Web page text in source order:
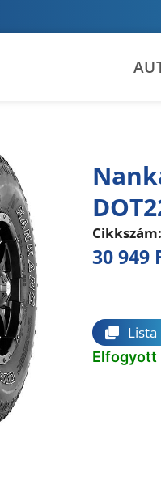
Cikkszám:
30 949
Lista
Elfogyott